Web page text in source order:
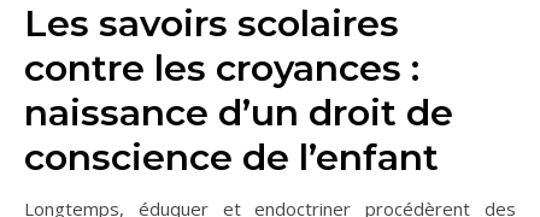
Les savoirs scolaires
contre les croyances :
naissance d’un droit de
conscience de l’enfant
Longtemps, éduquer et endoctriner procédèrent des